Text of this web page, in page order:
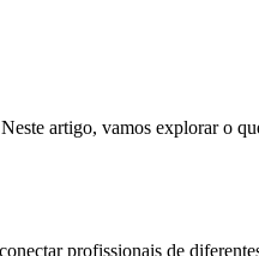
artigo, vamos explorar o
profissionais de